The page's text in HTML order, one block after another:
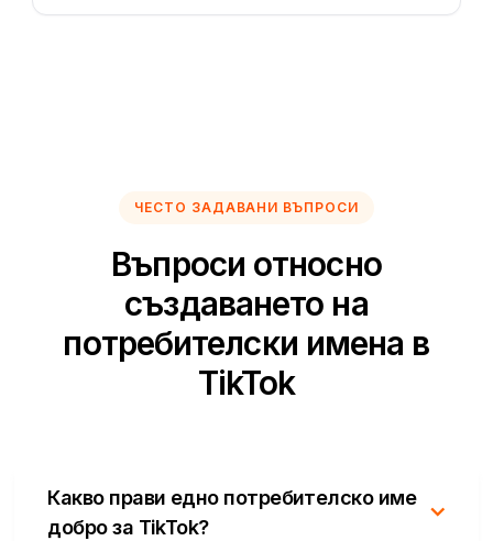
ЧЕСТО ЗАДАВАНИ ВЪПРОСИ
Въпроси относно
създаването на
потребителски имена в
TikTok
Какво прави едно потребителско име
добро за TikTok?